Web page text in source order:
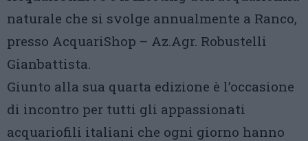
naturale che si svolge annualmente a Ranco,
presso AcquariShop – Az.Agr. Robustelli
Gianbattista.
Giunto alla sua quarta edizione è l’occasione
di incontro per tutti gli appassionati
acquariofili italiani che ogni giorno hanno